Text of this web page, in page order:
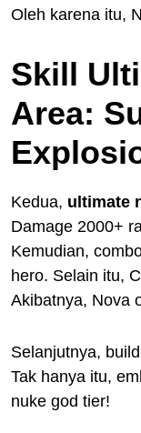
Oleh karena itu,
Skill
Area:
Kedua, ultimate
Damage 2000+
Kemudian,
hero. Selain itu,
Akibatnya, Nova
Selanjutnya,
Tak hanya itu,
nuke god tier!